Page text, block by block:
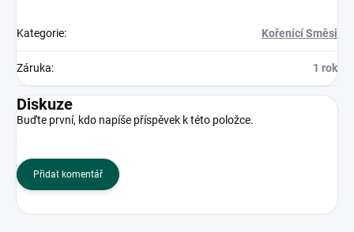
Kategorie: Kořenící Směsi
Záruka: 1 rok
Diskuze
Buďte první, kdo napíše příspěvek k této položce.
Přidat komentář